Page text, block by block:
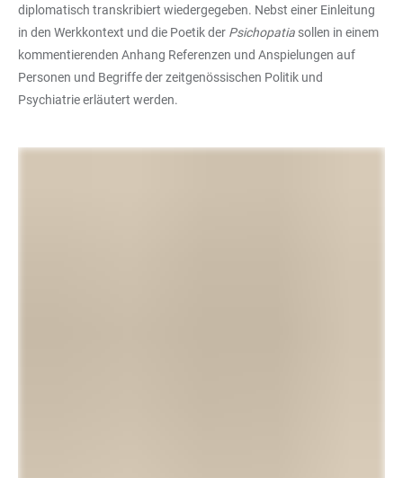
diplomatisch transkribiert wiedergegeben. Nebst einer Einleitung
in den Werkkontext und die Poetik der Psichopatia sollen in einem
kommentierenden Anhang Referenzen und Anspielungen auf
Personen und Begriffe der zeitgenössischen Politik und
Psychiatrie erläutert werden.